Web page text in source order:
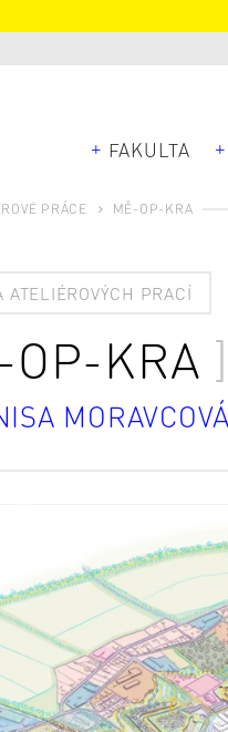
FAKULTA
PRÁCE MĚ-OP-KRA
ATELIÉROVÝCH PRACÍ
OP-KRA
MORAVCOVÁ